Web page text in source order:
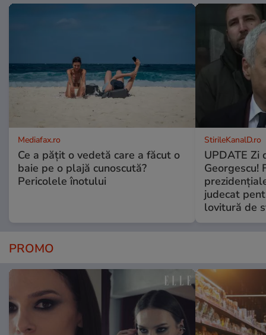
Mediafax.ro
Ce a pățit o vedetă care a făcut o
baie pe o plajă cunoscută?
Pericolele înotului
StirileKanalD.ro
UPDATE Zi
Georgescu!
judecat
lovitură de
PROMO